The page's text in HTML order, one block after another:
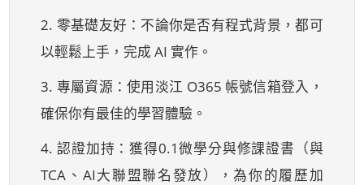
2. 零基礎友好：不論你是否有程式背景，都可
以輕鬆上手，完成 AI 實作。
3. 專屬資源：使用淡江 O365 帳號信箱登入，
確保你有最佳的學習體驗。
4. 認證加持：獲得0.1微學分與修課證書（與
TCA、AI大聯盟聯名發放），為你的履歷加